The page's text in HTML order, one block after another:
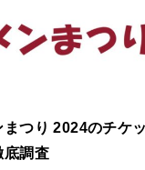
つり 2024のチケ
底調査